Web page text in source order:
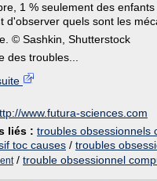
1 % seulement des
d'observer quels sont les
© Sashkin, Shutterstock
des troubles...
www.futura-sciences.com
liés : troubles obsessionnels
toc causes / troubles
/ trouble obsessionnel